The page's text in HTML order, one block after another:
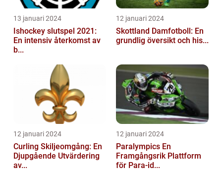
13 januari 2024
Ishockey slutspel 2021:
En intensiv återkomst av
b...
12 januari 2024
Skottland Damfotboll: En
grundlig översikt och his...
12 januari 2024
Curling Skiljeomgång: En
Djupgående Utvärdering
av...
12 januari 2024
Paralympics En
Framgångsrik Plattform
för Para-id...